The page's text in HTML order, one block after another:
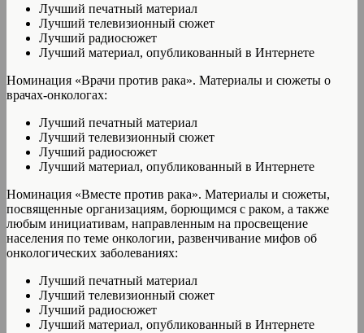
Лучший печатный материал
Лучший телевизионный сюжет
Лучший радиосюжет
Лучший материал, опубликованный в Интернете
Номинация «Врачи против рака». Материалы и сюжеты о
врачах-онкологах:
Лучший печатный материал
Лучший телевизионный сюжет
Лучший радиосюжет
Лучший материал, опубликованный в Интернете
Номинация «Вместе против рака». Материалы и сюжеты,
посвященные организациям, борющимся с раком, а также
любым инициативам, направленным на просвещение
населения по теме онкологии, развенчивание мифов об
онкологических заболеваниях:
Лучший печатный материал
Лучший телевизионный сюжет
Лучший радиосюжет
Лучший материал, опубликованный в Интернете